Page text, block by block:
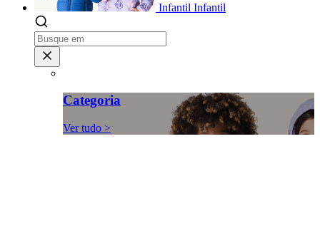
Infantil Infantil
Categoria
Ver tudo >